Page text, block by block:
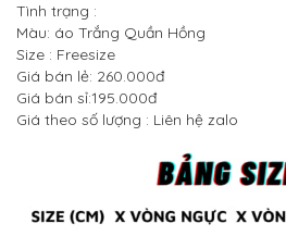
Tình trạng :
Màu: áo Trắng Quần Hồng
Size : Freesize
Giá bán lẻ: 260.000đ
Giá bán sỉ:195.000đ
Giá theo số lượng : Liên hệ zalo